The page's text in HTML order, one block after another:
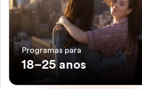
Programas para
18–25 anos